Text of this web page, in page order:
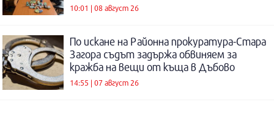
10:01 | 08 август 26
По искане на Районна прокуратура-Стара
Загора съдът задържа обвиняем за
кражба на вещи от къща в Дъбово
14:55 | 07 август 26